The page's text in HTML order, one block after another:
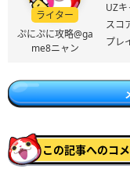
ライター
ぷにぷに攻略@ga
me8ニャン
UZ
スコ
プレ
この記事へのコ